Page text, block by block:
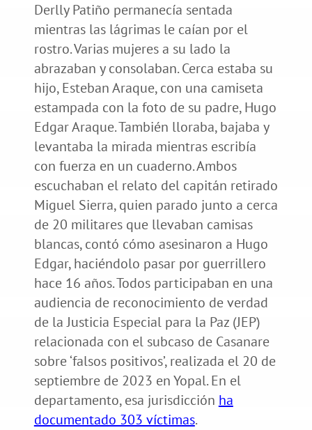
Derlly Patiño permanecía sentada
mientras las lágrimas le caían por el
rostro. Varias mujeres a su lado la
abrazaban y consolaban. Cerca estaba su
hijo, Esteban Araque, con una camiseta
estampada con la foto de su padre, Hugo
Edgar Araque. También lloraba, bajaba y
levantaba la mirada mientras escribía
con fuerza en un cuaderno. Ambos
escuchaban el relato del capitán retirado
Miguel Sierra, quien parado junto a cerca
de 20 militares que llevaban camisas
blancas, contó cómo asesinaron a Hugo
Edgar, haciéndolo pasar por guerrillero
hace 16 años. Todos participaban en una
audiencia de reconocimiento de verdad
de la Justicia Especial para la Paz (JEP)
relacionada con el subcaso de Casanare
sobre ‘falsos positivos’, realizada el 20 de
septiembre de 2023 en Yopal. En el
departamento, esa jurisdicción ha
documentado 303 víctimas.